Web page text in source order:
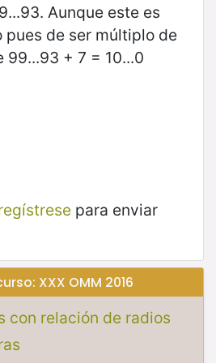
Aunque este es
de ser múltiplo de
99...93 + 7 = 10...0
para enviar
XXX OMM 2016
con relación de radios